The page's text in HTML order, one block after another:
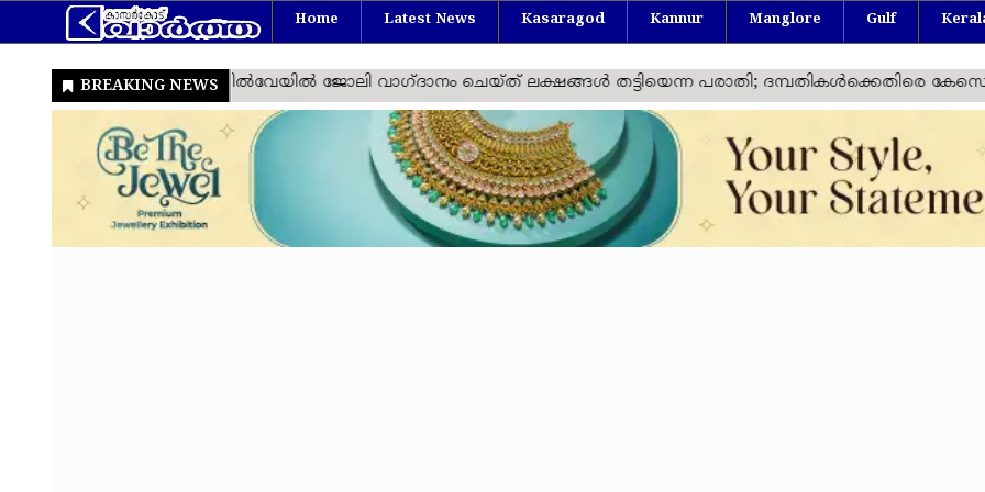
Home Latest News Kasaragod Kannur Manglore Gulf